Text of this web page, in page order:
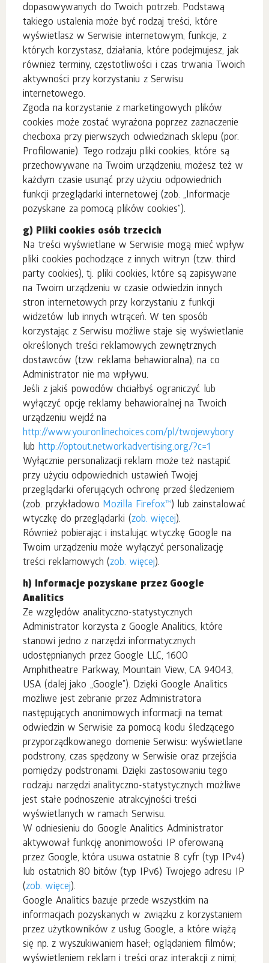
dopasowywanych do Twoich potrzeb. Podstawą
takiego ustalenia może być rodzaj treści, które
wyświetlasz w Serwisie internetowym, funkcje, z
których korzystasz, działania, które podejmujesz, jak
również terminy, częstotliwości i czas trwania Twoich
aktywności przy korzystaniu z Serwisu
internetowego.
Zgoda na korzystanie z marketingowych plików
cookies może zostać wyrażona poprzez zaznaczenie
checboxa przy pierwszych odwiedzinach sklepu (por.
Profilowanie). Tego rodzaju pliki cookies, które są
przechowywane na Twoim urządzeniu, możesz też w
każdym czasie usunąć przy użyciu odpowiednich
funkcji przeglądarki internetowej (zob. „Informacje
pozyskane za pomocą plików cookies”).
g) Pliki cookies osób trzecich
Na treści wyświetlane w Serwisie mogą mieć wpływ
pliki cookies pochodzące z innych witryn (tzw. third
party cookies), tj. pliki cookies, które są zapisywane
na Twoim urządzeniu w czasie odwiedzin innych
stron internetowych przy korzystaniu z funkcji
widżetów lub innych wtrąceń. W ten sposób
korzystając z Serwisu możliwe staje się wyświetlanie
określonych treści reklamowych zewnętrznych
dostawców (tzw. reklama behawioralna), na co
Administrator nie ma wpływu.
Jeśli z jakiś powodów chciałbyś ograniczyć lub
wyłączyć opcję reklamy behawioralnej na Twoich
urządzeniu wejdź na
http://www.youronlinechoices.com/pl/twojewybory
lub http://optout.networkadvertising.org/?c=1
Wyłącznie personalizacji reklam może też nastąpić
przy użyciu odpowiednich ustawień Twojej
przeglądarki oferujących ochronę przed śledzeniem
(zob. przykładowo Mozilla Firefox™) lub zainstalować
wtyczkę do przeglądarki (zob. więcej).
Również pobierając i instalując wtyczkę Google na
Twoim urządzeniu może wyłączyć personalizację
treści reklamowych (zob. więcej).
h) Informacje pozyskane przez Google
Analitics
Ze względów analityczno-statystycznych
Administrator korzysta z Google Analitics, które
stanowi jedno z narzędzi informatycznych
udostępnianych przez Google LLC, 1600
Amphitheatre Parkway, Mountain View, CA 94043,
USA (dalej jako „Google”). Dzięki Google Analitics
możliwe jest zebranie przez Administratora
następujących anonimowych informacji na temat
odwiedzin w Serwisie za pomocą kodu śledzącego
przyporządkowanego domenie Serwisu: wyświetlane
podstrony, czas spędzony w Serwisie oraz przejścia
pomiędzy podstronami. Dzięki zastosowaniu tego
rodzaju narzędzi analityczno-statystycznych możliwe
jest stałe podnoszenie atrakcyjności treści
wyświetlanych w ramach Serwisu.
W odniesieniu do Google Analitics Administrator
aktywował funkcję anonimowości IP oferowaną
przez Google, która usuwa ostatnie 8 cyfr (typ IPv4)
lub ostatnich 80 bitów (typ IPv6) Twojego adresu IP
(zob. więcej).
Google Analitics bazuje przede wszystkim na
informacjach pozyskanych w związku z korzystaniem
przez użytkowników z usług Google, a które wiążą
się np. z wyszukiwaniem haseł; oglądaniem filmów;
wyświetleniem reklam i treści oraz interakcji z nimi;